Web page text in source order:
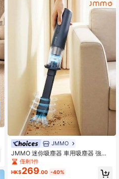
JMMO
JMMO 迷你吸塵器 車用吸塵器 強力
吸塵 2000mAh電池 雙層過濾系統 低
噪音 適用汽車與居家 聖誕禮物 秋冬
假期露營必備 假期必需品 度假配件
僅剩1件
HK$269.00 -40%